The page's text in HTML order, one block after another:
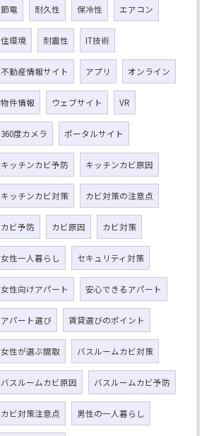
節電 耐久性 保冷性 エアコン
住環境 耐震性 IT技術
不動産情報サイト アプリ オンライン
物件情報 ウェブサイト VR
360度カメラ ポータルサイト
キッチンカビ予防 キッチンカビ原因
キッチンカビ対策 カビ対策の注意点
カビ予防 カビ原因 カビ対策
女性一人暮らし セキュリティ対策
女性向けアパート 安心できるアパート
アパート選び 賃貸選びのポイント
女性が選ぶ間取 バスルームカビ対策
バスルームカビ原因 バスルームカビ予防
カビ対策注意点 男性の一人暮らし